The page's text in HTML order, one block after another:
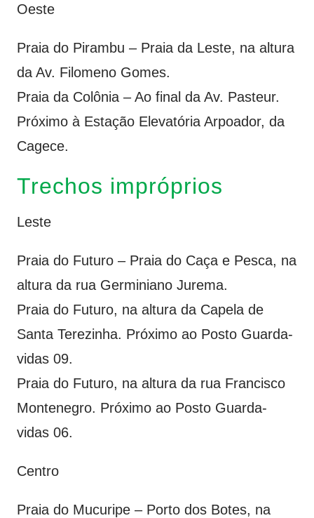
Oeste
Praia do Pirambu – Praia da Leste, na altura
da Av. Filomeno Gomes.
Praia da Colônia – Ao final da Av. Pasteur.
Próximo à Estação Elevatória Arpoador, da
Cagece.
Trechos impróprios
Leste
Praia do Futuro – Praia do Caça e Pesca, na
altura da rua Germiniano Jurema.
Praia do Futuro, na altura da Capela de
Santa Terezinha. Próximo ao Posto Guarda-
vidas 09.
Praia do Futuro, na altura da rua Francisco
Montenegro. Próximo ao Posto Guarda-
vidas 06.
Centro
Praia do Mucuripe – Porto dos Botes, na